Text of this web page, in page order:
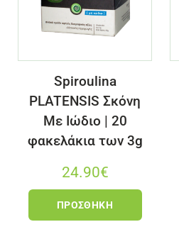
Spiroulina
PLATENSIS Σκόνη
Με Ιώδιο | 20
φακελάκια των 3g
24.90€
ΠΡΟΣΘΉΚΗ